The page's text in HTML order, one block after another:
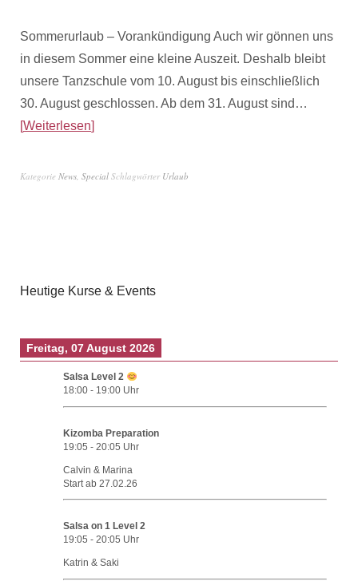
Sommerurlaub – Vorankündigung Auch wir gönnen uns
in diesem Sommer eine kleine Auszeit. Deshalb bleibt
unsere Tanzschule vom 10. August bis einschließlich
30. August geschlossen. Ab dem 31. August sind…
Weiterlesen
Kategorie News, Special Schlagwörter Urlaub
Heutige Kurse & Events
Freitag, 07 August 2026
Salsa Level 2
18:00 - 19:00 Uhr
Kizomba Preparation
19:05 - 20:05 Uhr
Calvin & Marina
Start ab 27.02.26
Salsa on 1 Level 2
19:05 - 20:05 Uhr
Katrin & Saki